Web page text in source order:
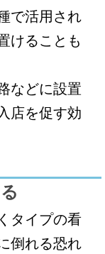
で活用され
けることも
などに設置
店を促す効
タイプの看
倒れる恐れ